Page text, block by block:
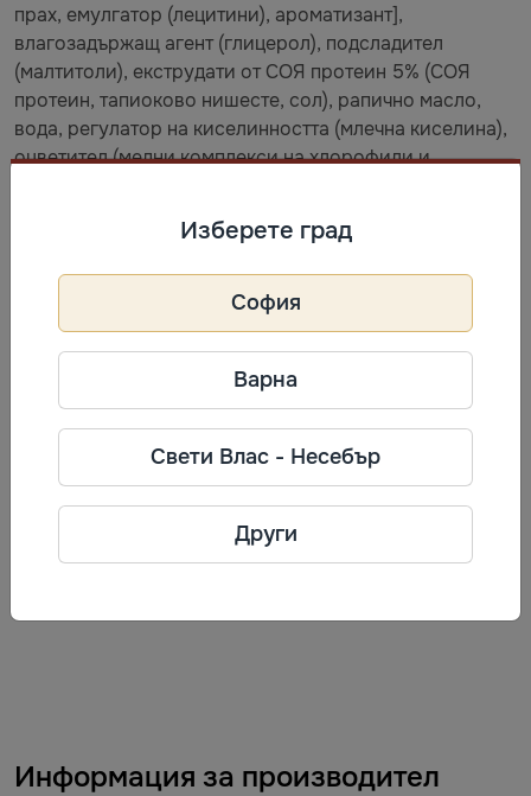
прах, емулгатор (лецитини), ароматизант],
влагозадържащ агент (глицерол), подсладител
(малтитоли), екструдати от СОЯ протеин 5% (СОЯ
протеин, тапиоково нишесте, сол), рапично масло,
вода, регулатор на киселинността (млечна киселина),
оцветител (медни комплекси на хлорофили и
киселини), антиоксидант (екстракт, богат на
токофероли), сол. Може да съдържа ФЪСТЪЦИ и
Съхранение
Най-добър до: виж на опаковката. Съхранявайте на
сухо място при температура до +25°C. Прекомерната
консумация може да предизвика слабителен ефект.
Илюстративно изображение е поставено върху
Информация за производител
Изберете град
София
Варна
Свети Влас - Несебър
Други